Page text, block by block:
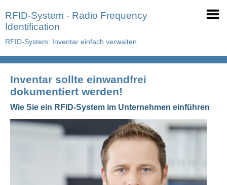
RFID-System - Radio Frequency
Identification
RFID-System: Inventar einfach verwalten
Inventar sollte einwandfrei
dokumentiert werden!
Wie Sie ein RFID-System im Unternehmen einführen